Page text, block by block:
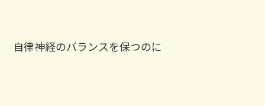
自律神経のバランスを保つのに